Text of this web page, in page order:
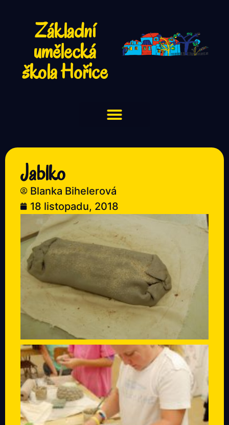
Základní
umělecká
škola Hořice
Jablko
Blanka Bihelerová
18 listopadu, 2018